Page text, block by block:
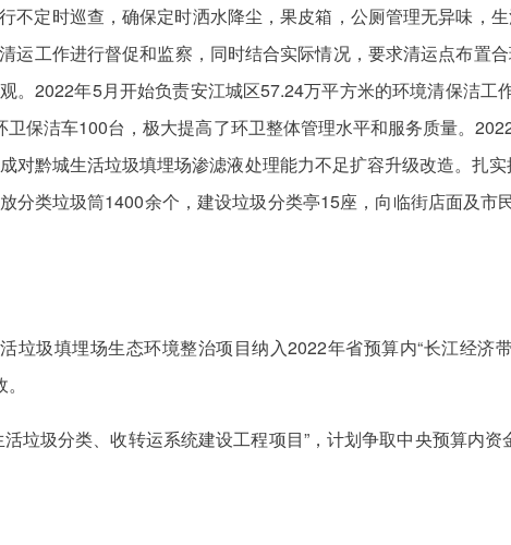
不定时巡查，确保定时洒水降尘，果皮箱，公厕管理无异味，
运工作进行督促和监察，同时结合实际情况，要求清运点布置
。2022年5月开始负责安江城区57.24万平方米的环境清保洁工
保洁车100台，极大提高了环卫整体管理水平和服务质量。
对黔城生活垃圾填埋场渗滤液处理能力不足扩容升级改造。扎
分类垃圾筒1400余个，建设垃圾分类亭15座，向临街店面及市
垃圾填埋场生态环境整治项目纳入2022年省预算内“长江经济
垃圾分类、收转运系统建设工程项目”，计划争取中央预算内